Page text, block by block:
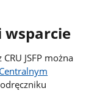
wsparcie
JSFP można